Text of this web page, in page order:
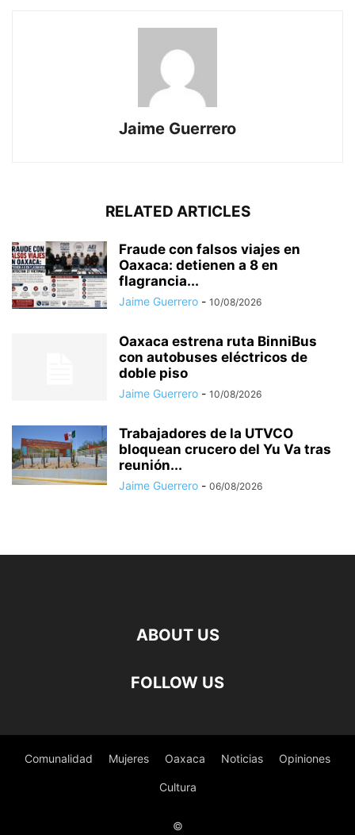
Jaime Guerrero
RELATED ARTICLES
Fraude con falsos viajes en
Oaxaca: detienen a 8 en
flagrancia...
Jaime Guerrero - 10/08/2026
Oaxaca estrena ruta BinniBus
con autobuses eléctricos de
doble piso
Jaime Guerrero - 10/08/2026
Trabajadores de la UTVCO
bloquean crucero del Yu Va tras
reunión...
Jaime Guerrero - 06/08/2026
ABOUT US
FOLLOW US
Comunalidad Mujeres Oaxaca Noticias Opiniones
Cultura
©